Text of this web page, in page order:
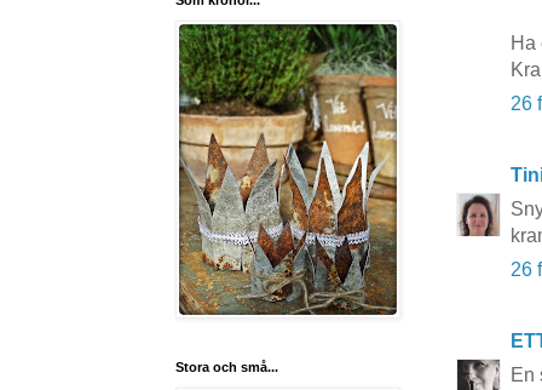
Ha
26
26
En
Stora och små...